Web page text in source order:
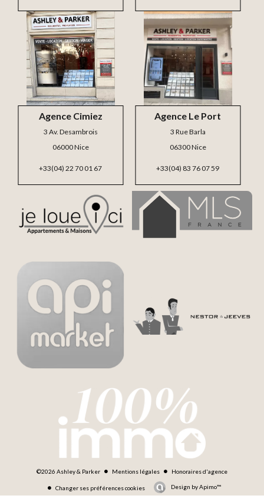
Agence Le Port
3 Rue Barla
06300 Nice
+33(04) 83 76 07 59
Agence Cimiez
3 Av. Desambrois
06000 Nice
+33(04) 22 70 01 67
©2026 Ashley & Parker Mentions légales Honoraires d'agence
Changer ses préférences cookies Design byApimo™